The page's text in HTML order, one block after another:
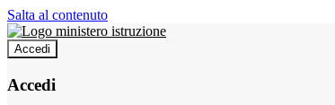
Salta al contenuto
Accedi
Accedi